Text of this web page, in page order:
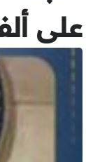
على